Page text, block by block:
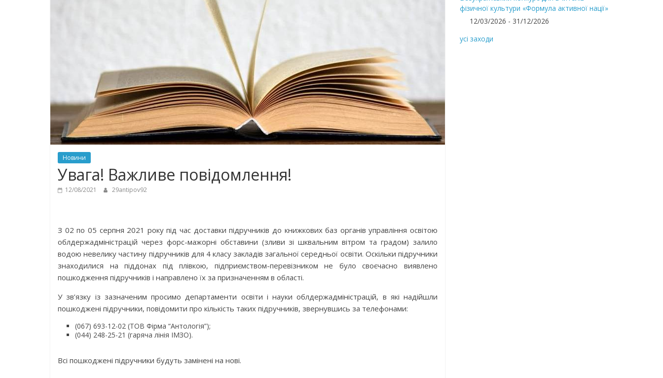
Новини
Увага! Важливе повідомлення!
12/08/2021 29antipov92
З 02 по 05 серпня 2021 року під час доставки підручників до книжкових баз органів управління освітою
облдержадміністрацій через форс-мажорні обставини (зливи зі шквальним вітром та градом) залило
водою невелику частину підручників для 4 класу закладів загальної середньої освіти. Оскільки підручники
знаходилися на піддонах під плівкою, підприємством-перевізником не було своєчасно виявлено
пошкодження підручників і направлено їх за призначенням в області.
У зв’язку із зазначеним просимо департаменти освіти і науки облдержадміністрацій, в які надійшли
пошкоджені підручники, повідомити про кількість таких підручників, звернувшись за телефонами:
(067) 693-12-02 (ТОВ Фірма “Антологія”);
(044) 248-25-21 (гаряча лінія ІМЗО).
Всі пошкоджені підручники будуть замінені на нові.
фізичної культури «Формула активної нації»
12/03/2026 - 31/12/2026
усі заходи